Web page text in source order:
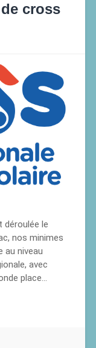
cross
déroulée le
nos minimes
au niveau
avec
place…